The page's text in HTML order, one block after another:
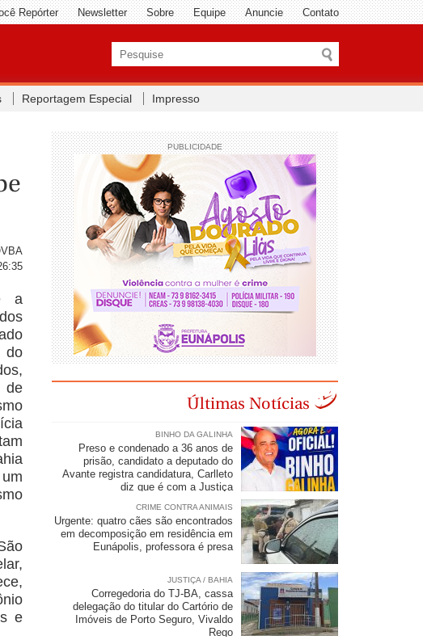
Repórter Newsletter Sobre Equipe Anuncie Contato
Reportagem Especial Impresso
a
do
de
e
PUBLICIDADE
Últimas Notícias
BINHO DA GALINHA
Preso e condenado a 36 anos de
prisão, candidato a deputado do
Avante registra candidatura, Carlleto
diz que é com a Justiça
CRIME CONTRA ANIMAIS
Urgente: quatro cães são encontrados
em decomposição em residência em
Eunápolis, professora é presa
JUSTIÇA / BAHIA
Corregedoria do TJ-BA, cassa
delegação do titular do Cartório de
Imóveis de Porto Seguro, Vivaldo
Rego